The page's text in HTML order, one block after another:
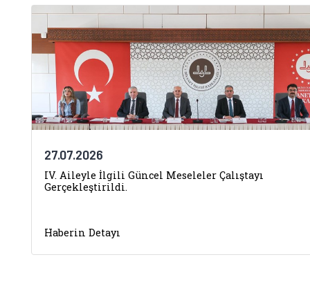
27.07.2026
IV. Aileyle İlgili Güncel Meseleler Çalıştayı
Gerçekleştirildi.
Haberin Detayı